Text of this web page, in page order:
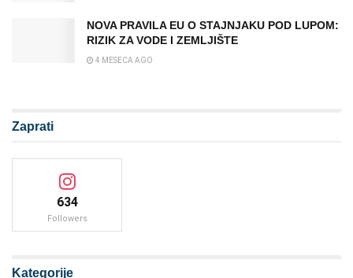
NOVA PRAVILA EU O STAJNJAKU POD LUPOM:
RIZIK ZA VODE I ZEMLJIŠTE
4 MESECA AGO
Zaprati
634
Followers
Kategorije